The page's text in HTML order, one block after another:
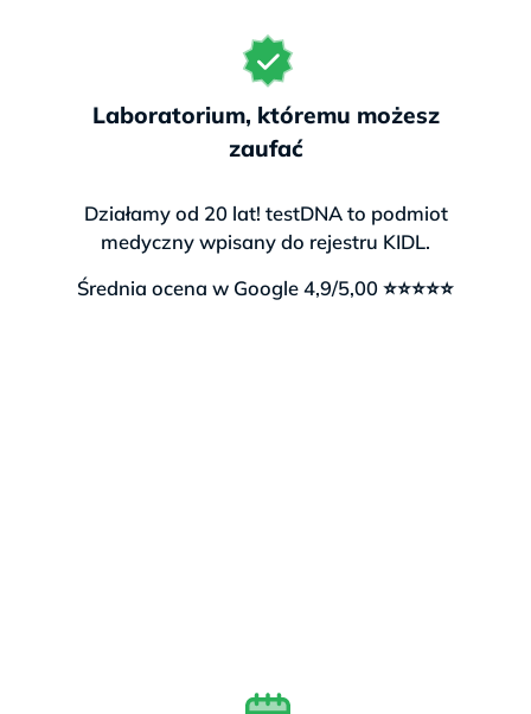
w ratach lub później
prenatalne możesz zapłacić korzystając z szybkich i
internetowych. Możesz też wybrać
Laboratorium, któremu możesz
zaufać
Działamy od 20 lat! testDNA to podmiot
medyczny wpisany do rejestru KIDL.
Średnia ocena w Google 4,9/5,00 ⭐⭐⭐⭐⭐